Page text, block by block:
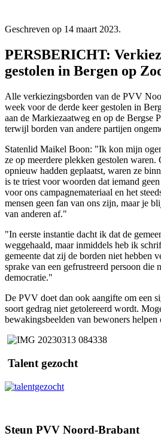
Geschreven op 14 maart 2023.
PERSBERICHT:
gestolen in Bergen op
Alle verkiezingsborden van de PVV
week voor de derde keer gestolen in
aan de Markiezaatweg en op de Bergse
terwijl borden van andere partijen
Statenlid Maikel Boon: "Ik kon mijn
ze op meerdere plekken gestolen waren.
opnieuw hadden geplaatst, waren ze
is te triest voor woorden dat iemand
voor ons campagnemateriaal en het
mensen geen fan van ons zijn, maar je
van anderen af."
"In eerste instantie dacht ik dat de
weggehaald, maar inmiddels heb ik
gemeente dat zij de borden niet hebben
sprake van een gefrustreerd persoon die
democratie."
De PVV doet dan ook aangifte om een
soort gedrag niet getolereerd wordt.
bewakingsbeelden van bewoners helpen
Talent gezocht
Steun PVV Noord-Brabant